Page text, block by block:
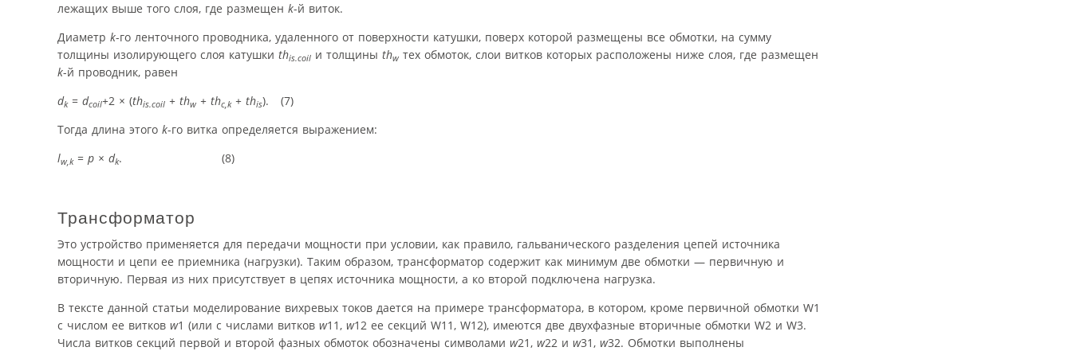
лежащих выше того слоя, где размещен k-й виток.
Диаметр k-го ленточного проводника, удаленного от поверхности катушки, поверх которой размещены все обмотки, на сумму
толщины изолирующего слоя катушки this.coil и толщины thw тех обмоток, слои витков которых расположены ниже слоя, где размещен
k-й проводник, равен
dk= dcoil+2 × (this.coil + thw + thc,k + this). (7)
Тогда длина этого k-го витка определяется выражением:
lw,k= p × dk. (8)
Трансформатор
Это устройство применяется для передачи мощности при условии, как правило, гальванического разделения цепей источника
мощности и цепи ее приемника (нагрузки). Таким образом, трансформатор содержит как минимум две обмотки — первичную и
вторичную. Первая из них присутствует в цепях источника мощности, а ко второй подключена нагрузка.
В тексте данной статьи моделирование вихревых токов дается на примере трансформатора, в котором, кроме первичной обмотки W1
с числом ее витков w1 (или с числами витков w11, w12 ее секций W11, W12), имеются две двухфазные вторичные обмотки W2 и W3.
Числа витков секций первой и второй фазных обмоток обозначены символами w21, w22 и w31, w32. Обмотки выполнены